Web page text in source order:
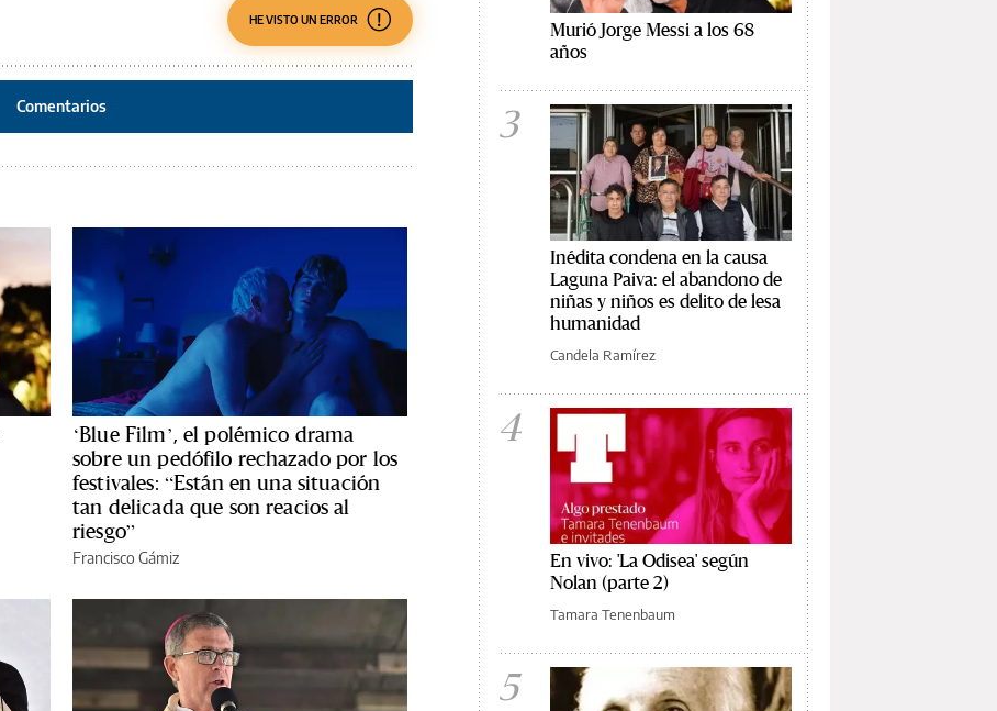
HE VISTO UN ERROR
Comentarios
‘Blue Film’, el polémico drama
sobre un pedófilo rechazado por los
festivales: “Están en una situación
tan delicada que son reacios al
riesgo”
Francisco Gámiz
Murió Jorge Messi a los 68
años
3
Inédita condena en la causa
Laguna Paiva: el abandono de
niñas y niños es delito de lesa
humanidad
Candela Ramírez
4
En vivo: 'La Odisea' según
Nolan (parte 2)
Tamara Tenenbaum
5